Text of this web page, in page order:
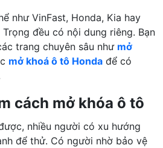
như VinFast, Honda, Kia hay
đều có nội dung riêng. Bạn
trang chuyên sâu như mở
mở khoá ô tô Honda để có
cách mở khóa ô tô
nhiều người có xu hướng
để thử. Có người nhờ bảo vệ